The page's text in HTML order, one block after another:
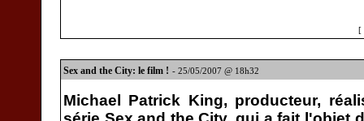
[
Sex and the City: le film ! - 25/05/2007 @ 18h32
Michael Patrick King, producteur,